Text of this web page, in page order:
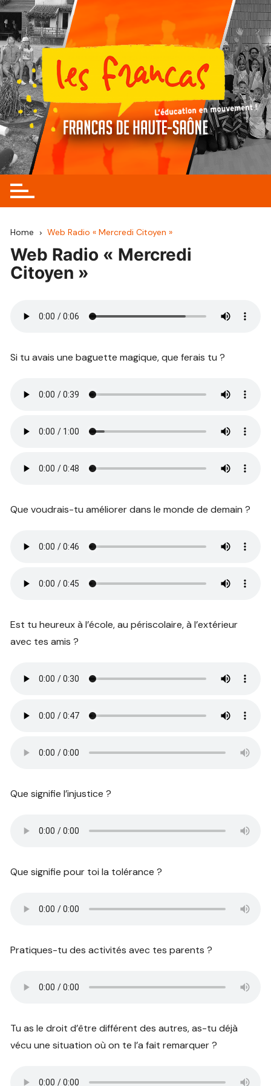
Skip
to
content
Home Web Radio « Mercredi Citoyen »
Web Radio « Mercredi
Citoyen »
Si tu avais une baguette magique, que ferais tu ?
Que voudrais-tu améliorer dans le monde de demain ?
Est tu heureux à l’école, au périscolaire, à l’extérieur
avec tes amis ?
Que signifie l’injustice ?
Que signifie pour toi la tolérance ?
Pratiques-tu des activités avec tes parents ?
Tu as le droit d’être différent des autres, as-tu déjà
vécu une situation où on te l’a fait remarquer ?